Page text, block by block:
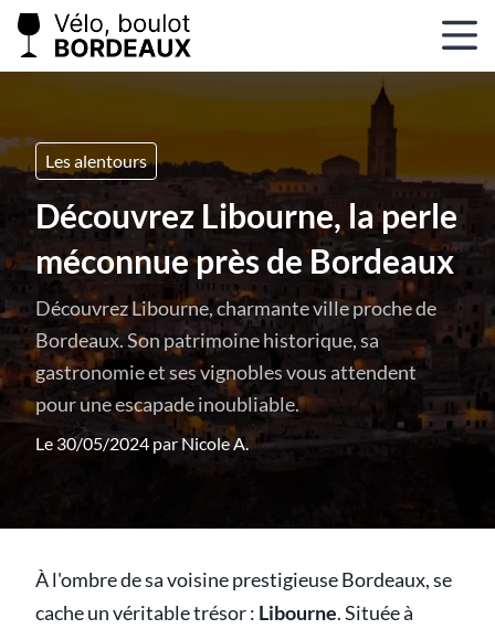
Les alentours
Découvrez Libourne, la perle
méconnue près de Bordeaux
Découvrez Libourne, charmante ville proche de
Bordeaux. Son patrimoine historique, sa
gastronomie et ses vignobles vous attendent
pour une escapade inoubliable.
Le 30/05/2024 parNicole A.
À l'ombre de sa voisine prestigieuse Bordeaux, se
cache un véritable trésor : Libourne. Située à